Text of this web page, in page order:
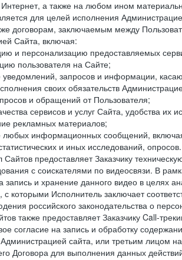
Интернет, а также на любом ином
для целей исполнения
договорам, заключаемым между
Сайта, включая:
и персонализацию предоставляемых
пользователя на Сайте;
запросов и информации,
своих обязательств
и обращений от Пользователя;
сервисов и услуг Сайта, удобства их
рекламных материалов;
информационных сообщений,
и иных исследований, опросов.
предоставляет Заказчику
с соискателями по видеосвязи. В
запись и хранение данного видео в целях
с которыми Исполнитель заключает
российского законодательства о
также предоставляет Заказчику Call-
согласие на запись и обработку
сайта, или третьим лицом
Договора для выполнения данных